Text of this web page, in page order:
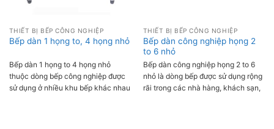
THIẾT BỊ BẾP CÔNG NGHIỆP
Bếp dàn 1 họng to, 4 họng nhỏ
Bếp dàn 1 họng to 4 họng nhỏ
thuộc dòng bếp công nghiệp được
sử dụng ở nhiều khu bếp khác nhau
THIẾT BỊ BẾP CÔNG NGHIỆP
Bếp dàn công nghiệp họng 2
to 6 nhỏ
Bếp dàn công nghiệp họng 2 to 6
nhỏ là dòng bếp được sử dụng rộng
rãi trong các nhà hàng, khách sạn,